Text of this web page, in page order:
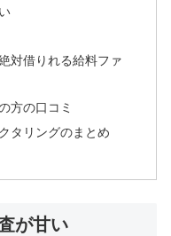
対借りれる給料ファ
方の口コミ
タリングのまとめ
が甘い